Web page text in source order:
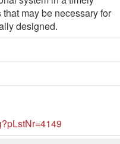
may be necessary for
designed.